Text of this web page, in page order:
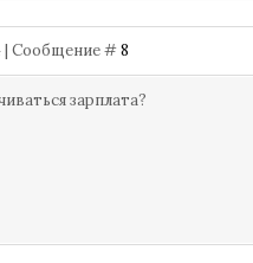
| Сообщение #8
зарплата?